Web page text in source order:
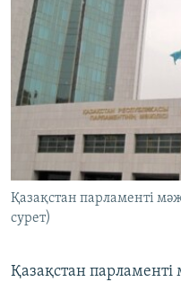
Search
ӘЛЕМ
АРНАЙЫ ЖОБАЛАР
Русский
ЖАЗЫЛЫҢЫЗ
Басқа тілдерде
Қазақстан парламенті
сурет)
Қазақстан парламенті